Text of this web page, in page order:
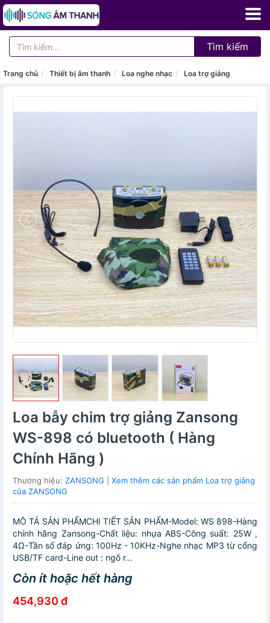
Tìm kiếm
Trang chủ Thiết bị âm thanh Loa nghe nhạc Loa trợ giảng
Loa bẫy chim trợ giảng Zansong
WS-898 có bluetooth ( Hàng
Chính Hãng )
Thương hiệu: ZANSONG
Xem thêm các sản phẩm Loa trợ giảng
của ZANSONG
MÔ TẢ SẢN PHẨMCHI TIẾT SẢN PHẨM-Model: WS 898-Hàng
chính hãng Zansong-Chất liệu: nhựa ABS-Công suất: 25W ,
4Ω-Tần số đáp ứng: 100Hz - 10KHz-Nghe nhạc MP3 từ cổng
USB/TF card-Line out : ngõ r...
Còn ít hoặc hết hàng
454,930 đ